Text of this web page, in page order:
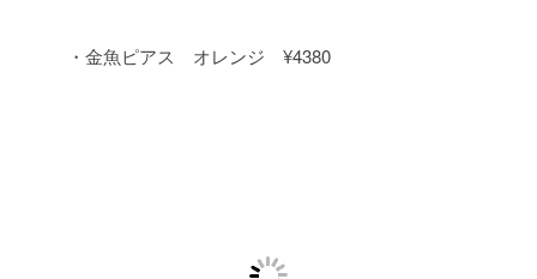
・金魚ピアス オレンジ ¥4380